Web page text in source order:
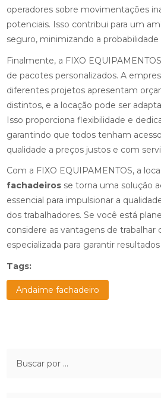
operadores sobre movimentações
potenciais. Isso contribui para um
seguro, minimizando a
Finalmente, a FIXO
de pacotes personalizados. A
diferentes projetos apresentam
distintos, e a locação pode ser
Isso proporciona flexibilidade e
garantindo que todos tenham
qualidade a preços justos e com
Com a FIXO EQUIPAMENTOS, a
fachadeirosse torna uma solução
essencial para impulsionar a
dos trabalhadores. Se você está
considere as vantagens de
especializada para garantir
Tags:
Andaime fachadeiro